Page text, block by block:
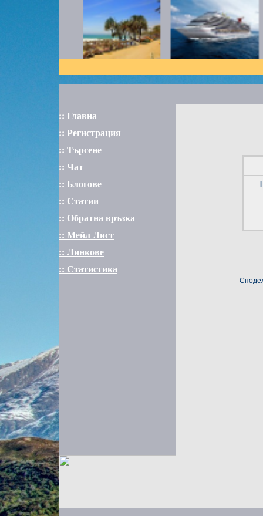
:: Главна
:: Регистрация
:: Търсене
:: Чат
:: Блогове
:: Статии
:: Обратна връзка
:: Мейл Лист
:: Линкове
:: Статистика